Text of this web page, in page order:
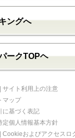
ングへ
ークTOPヘ
| サイト利用上の注意
マップ
に基づく表記
定個人情報基本方針
| Cookieおよびアクセスロ